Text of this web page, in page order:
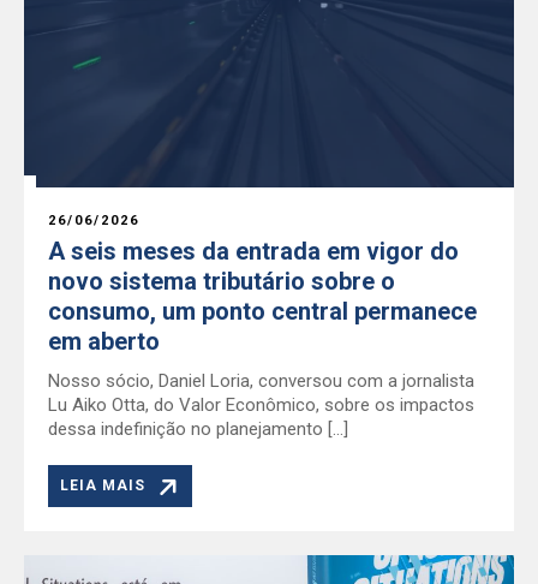
26/06/2026
A seis meses da entrada em vigor do
novo sistema tributário sobre o
consumo, um ponto central permanece
em aberto
Nosso sócio, Daniel Loria, conversou com a jornalista
Lu Aiko Otta, do Valor Econômico, sobre os impactos
dessa indefinição no planejamento […]
LEIA MAIS